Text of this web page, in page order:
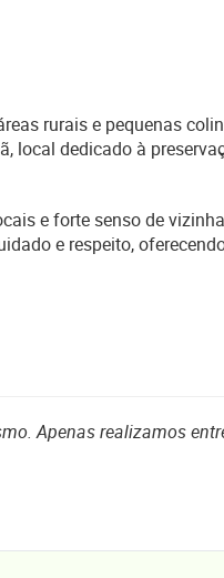
rurais e pequenas
local dedicado à
e forte senso de
e respeito,
Apenas realizamos